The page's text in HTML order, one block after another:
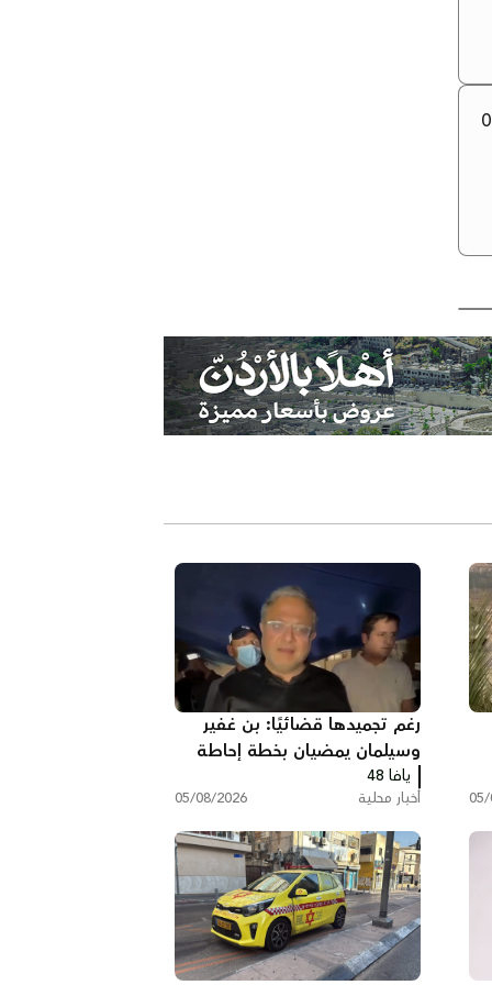
رغم تجميدها قضائيًا: بن غفير
وسيلمان يمضيان بخطة إحاطة
الأسرى بالتماسيح
يافا 48
أخبار محلية 05/08/2026